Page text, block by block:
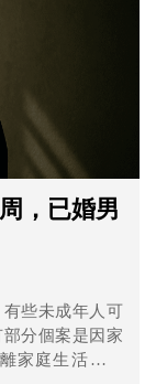
，已婚男
些未成年人可
分個案是因家
家庭生活。然